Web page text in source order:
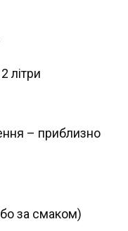
літри
– приблизно
за смаком)